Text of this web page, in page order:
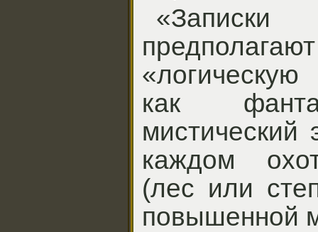
как
мистический
каждом
(лес или
повышенной